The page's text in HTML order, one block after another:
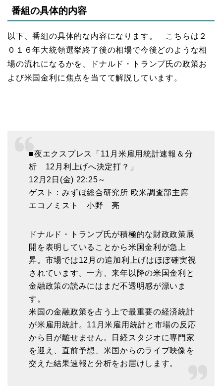
番組の具体的内容
以下、番組の具体的な内容になります。 こちらは２
０１６年大統領選挙終了後の相場で今後どのような相
場の流れになるかを、ドナルド・トランプ氏の政策お
よび米国金利に焦点を当てて解説しています。
■夜エクスプレス「11月米雇用統計速報＆分
析 12月利上げへ決定打？」
12月2日(金) 22:25～
ゲスト：みずほ総合研究所 欧米調査部主席
エコノミスト 小野 亮
ドナルド・トランプ氏が積極的な財政政策展
開を表明していることから米国金利が急上
昇。市場では12月の追加利上げはほぼ確実視
されています。一方、来年以降の米国金利と
金融政策の読みにはまだ不透明感が漂いま
す。
米国の金融政策を占う上で最重要の経済統計
が米雇用統計。11月米雇用統計と市場の反応
から目が離せません。日経スタジオに専門家
を迎え、直前予想、米国からのライブ映像を
交えた結果速報と分析をお届けします。